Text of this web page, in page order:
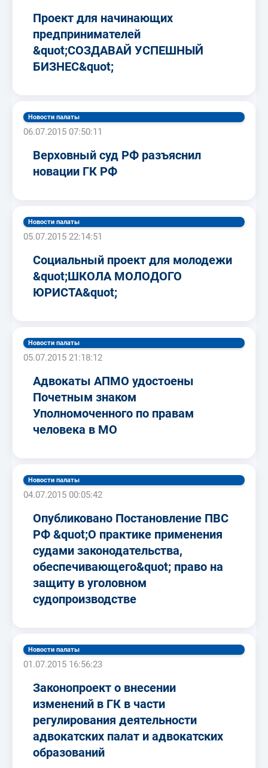
Проект для начинающих
предпринимателей
&quot;СОЗДАВАЙ УСПЕШНЫЙ
БИЗНЕС&quot;
Новости палаты
06.07.2015 07:50:11
Верховный суд РФ разъяснил
новации ГК РФ
Новости палаты
05.07.2015 22:14:51
Социальный проект для молодежи
&quot;ШКОЛА МОЛОДОГО
ЮРИСТА&quot;
Новости палаты
05.07.2015 21:18:12
Адвокаты АПМО удостоены
Почетным знаком
Уполномоченного по правам
человека в МО
Новости палаты
04.07.2015 00:05:42
Опубликовано Постановление ПВС
РФ &quot;О практике применения
судами законодательства,
обеспечивающего&quot; право на
защиту в уголовном
судопроизводстве
Новости палаты
01.07.2015 16:56:23
Законопроект о внесении
изменений в ГК в части
регулирования деятельности
адвокатских палат и адвокатских
образований